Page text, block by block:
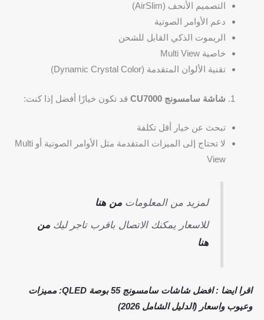
التصميم الأنحف (AirSlim)
دعم الأوامر الصوتية
الريموت الذكي القابل للشحن
خاصية Multi View
تقنية الألوان المتقدمة (Dynamic Crystal Color)
شاشة سامسونج CU7000 قد تكون خيارًا أفضل إذا كنت:
تبحث عن خيار أقل تكلفة
لا تحتاج إلى الميزات المتقدمة مثل الأوامر الصوتية أو Multi
View
لمزيد من المعلوماتمن هنا
للاسعار يمكنك الاتصال باقرب تاجر ليكمن
هنا
اقرا ايضا : افضل شاشات سامسونج 55 بوصة QLED: مميزات
وعيوب واسعار (الدليل الشامل 2026)